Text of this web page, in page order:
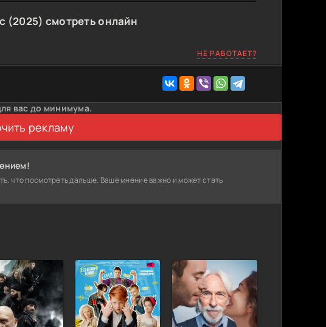
(2025) смотреть онлайн
НЕ РАБОТАЕТ?
вас до минимума.
рекламу
что посмотреть дальше. Ваше мнение важно и может стать